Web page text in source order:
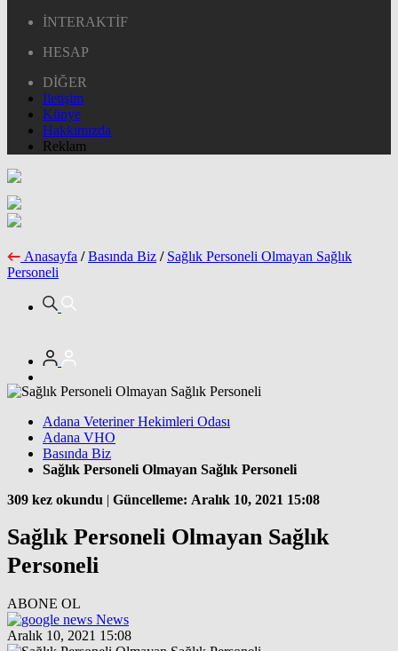
İNTERAKTİF
HESAP
DİĞER
İletişim
Künye
Hakkımızda
Reklam
Anasayfa / Basında Biz / Sağlık Personeli Olmayan Sağlık
Personeli
Adana Veteriner Hekimleri Odası
Adana VHO
Basında Biz
Sağlık Personeli Olmayan Sağlık Personeli
309 kez okundu | Güncelleme: Aralık 10, 2021 15:08
Sağlık Personeli Olmayan Sağlık
Personeli
ABONE OL
News
Aralık 10, 2021 15:08